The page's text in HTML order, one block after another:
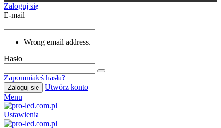
Zaloguj się
E-mail
Wrong email address.
Hasło
Zapomniałeś hasła?
Zaloguj się
Utwórz konto
Menu
Ustawienia